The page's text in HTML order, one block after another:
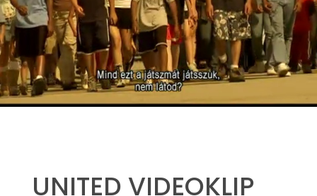
UNITED VIDEOKLIP